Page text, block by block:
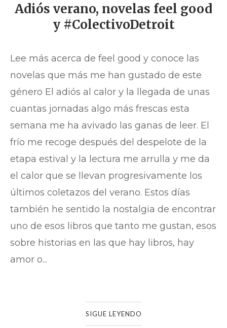
Adiós verano, novelas feel good
y #ColectivoDetroit
Lee más acerca de feel good y conoce las
novelas que más me han gustado de este
género El adiós al calor y la llegada de unas
cuantas jornadas algo más frescas esta
semana me ha avivado las ganas de leer. El
frío me recoge después del despelote de la
etapa estival y la lectura me arrulla y me da
el calor que se llevan progresivamente los
últimos coletazos del verano. Estos días
también he sentido la nostalgia de encontrar
uno de esos libros que tanto me gustan, esos
sobre historias en las que hay libros, hay
amor o...
SIGUE LEYENDO